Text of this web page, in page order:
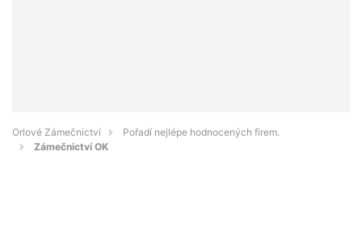
Orlové Zámečnictví
Pořadí nejlépe hodnocených firem.
Zámečnictví OK